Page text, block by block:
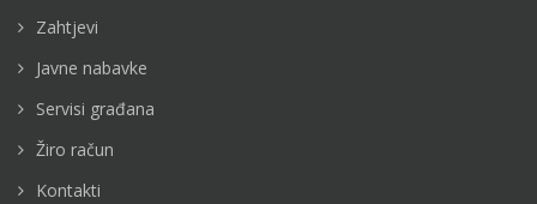
Zahtjevi
Javne nabavke
Servisi građana
Žiro račun
Kontakti